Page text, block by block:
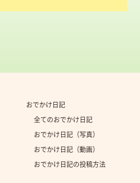
おでかけ日記
全てのおでかけ日記
おでかけ日記（写真）
おでかけ日記（動画）
おでかけ日記の投稿方法